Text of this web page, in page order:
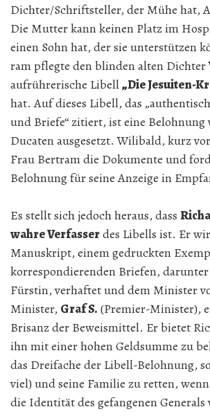
Dichter/Schriftsteller, der Mühe hat,
Die Mutter kann keinen Platz im
einen Sohn hat, der sie unterstützen
ram pflegte den blinden alten Dichter
aufrührerische Libell„Die Jesuiten-
hat. Auf dieses Libell, das
und Briefe“ zitiert, ist eine Belohnung
Ducaten ausgesetzt. Wilibald, kurz
Frau Bert­ram die Dokumente und
Belohnung für seine Anzeige in
Es stellt sich jedoch heraus, dass
wahre Verfasserdes Libells ist. Er
Manuskript, einem gedruckten
korrespondierenden Briefen,
Fürstin, verhaftet und dem Minister
Minister, Graf S. (Premier-Minister),
Brisanz der Beweismittel. Er bietet
ihn mit einer hohen Geldsumme zu
das Dreifache der Libell-Belohnung,
viel) und seine Familie zu retten,
die Identität des gefangenen